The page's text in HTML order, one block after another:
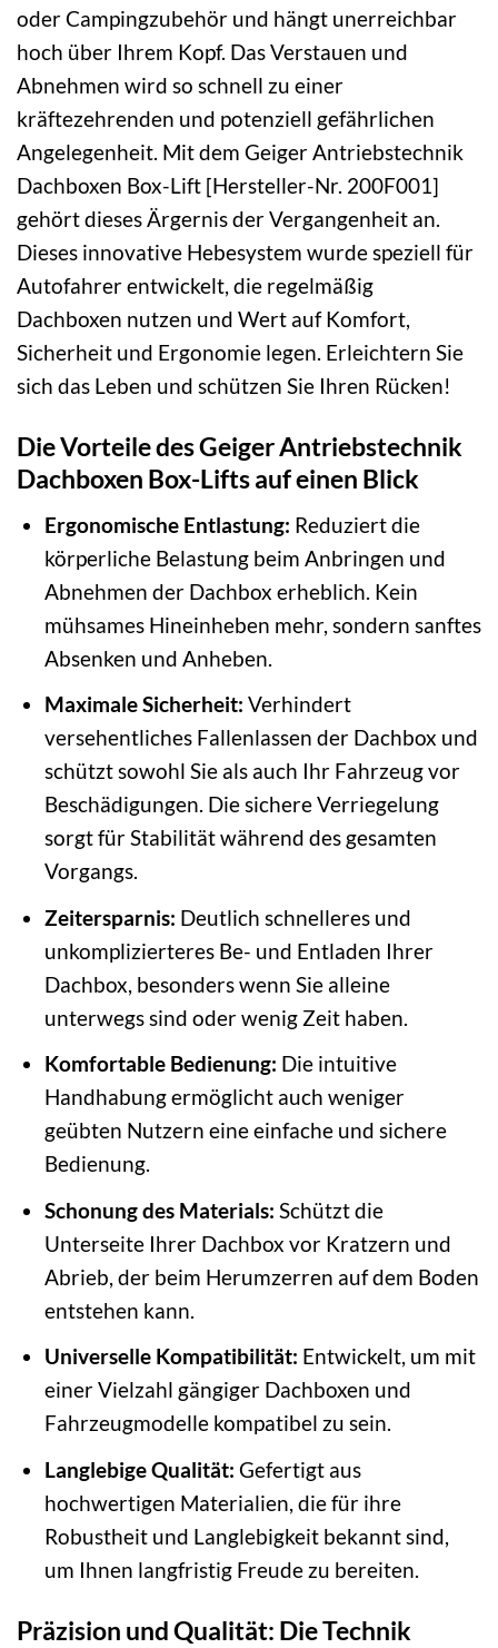
oder Campingzubehör und hängt unerreichbar
hoch über Ihrem Kopf. Das Verstauen und
Abnehmen wird so schnell zu einer
kräftezehrenden und potenziell gefährlichen
Angelegenheit. Mit dem Geiger Antriebstechnik
Dachboxen Box-Lift [Hersteller-Nr. 200F001]
gehört dieses Ärgernis der Vergangenheit an.
Dieses innovative Hebesystem wurde speziell für
Autofahrer entwickelt, die regelmäßig
Dachboxen nutzen und Wert auf Komfort,
Sicherheit und Ergonomie legen. Erleichtern Sie
sich das Leben und schützen Sie Ihren Rücken!
Die Vorteile des Geiger Antriebstechnik
Dachboxen Box-Lifts auf einen Blick
Ergonomische Entlastung: Reduziert die
körperliche Belastung beim Anbringen und
Abnehmen der Dachbox erheblich. Kein
mühsames Hineinheben mehr, sondern sanftes
Absenken und Anheben.
Maximale Sicherheit: Verhindert
versehentliches Fallenlassen der Dachbox und
schützt sowohl Sie als auch Ihr Fahrzeug vor
Beschädigungen. Die sichere Verriegelung
sorgt für Stabilität während des gesamten
Vorgangs.
Zeitersparnis: Deutlich schnelleres und
unkomplizierteres Be- und Entladen Ihrer
Dachbox, besonders wenn Sie alleine
unterwegs sind oder wenig Zeit haben.
Komfortable Bedienung: Die intuitive
Handhabung ermöglicht auch weniger
geübten Nutzern eine einfache und sichere
Bedienung.
Schonung des Materials: Schützt die
Unterseite Ihrer Dachbox vor Kratzern und
Abrieb, der beim Herumzerren auf dem Boden
entstehen kann.
Universelle Kompatibilität: Entwickelt, um mit
einer Vielzahl gängiger Dachboxen und
Fahrzeugmodelle kompatibel zu sein.
Langlebige Qualität: Gefertigt aus
hochwertigen Materialien, die für ihre
Robustheit und Langlebigkeit bekannt sind,
um Ihnen langfristig Freude zu bereiten.
Präzision und Qualität: Die Technik